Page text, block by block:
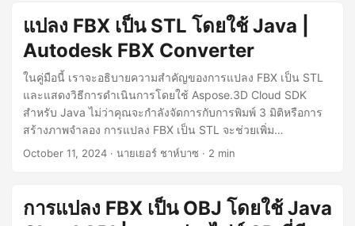
แปลง FBX เป็น STL โดยใช้ Java |
Autodesk FBX Converter
ในคู่มือนี้ เราจะอธิบายความสำคัญของการแปลง FBX เป็น STL
และแสดงวิธีการดำเนินการโดยใช้ Aspose.3D Cloud SDK
สำหรับ Java ไม่ว่าคุณจะกำลังจัดการกับการพิมพ์ 3 มิติหรือการ
สร้างภาพจำลอง การแปลง FBX เป็น STL จะช่วยเพิ่ม
ประสิทธิภาพเวิร์กโฟลว์ของคุณและรับรองความเข้ากันได้กับ
October 11, 2024 · นายเยอร์ ชาห์บาซ · 2 min
การแปลง FBX เป็น OBJ โดยใช้ Java